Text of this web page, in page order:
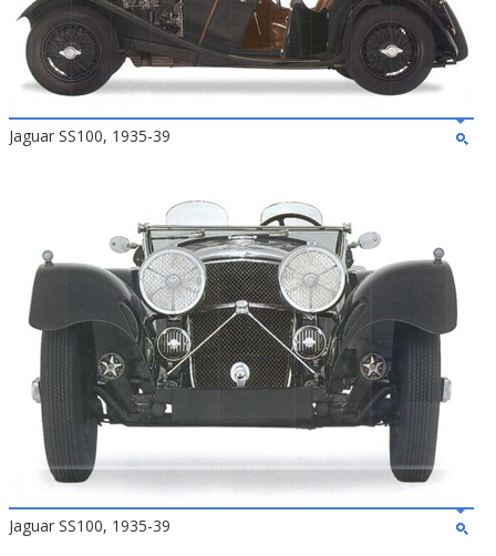
Jaguar SS100, 1935-39
Jaguar SS100, 1935-39